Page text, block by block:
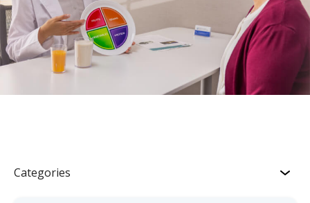
Categories